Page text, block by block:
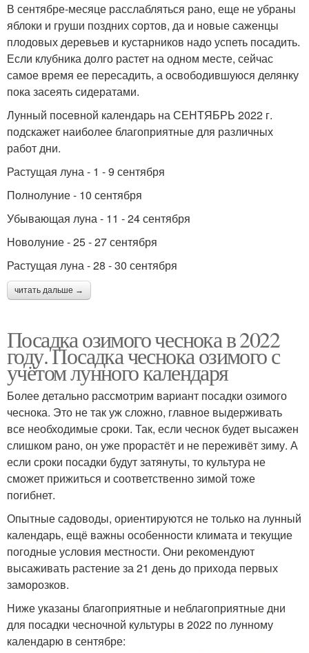
В сентябре-месяце расслабляться рано, еще не убраны
яблоки и груши поздних сортов, да и новые саженцы
плодовых деревьев и кустарников надо успеть посадить.
Если клубника долго растет на одном месте, сейчас
самое время ее пересадить, а освободившуюся делянку
пока засеять сидератами.
Лунный посевной календарь на СЕНТЯБРЬ 2022 г.
подскажет наиболее благоприятные для различных
работ дни.
Растущая луна - 1 - 9 сентября
Полнолуние - 10 сентября
Убывающая луна - 11 - 24 сентября
Новолуние - 25 - 27 сентября
Растущая луна - 28 - 30 сентября
читать дальше →
Посадка озимого чеснока в 2022
году. Посадка чеснока озимого с
учётом лунного календаря
Более детально рассмотрим вариант посадки озимого
чеснока. Это не так уж сложно, главное выдерживать
все необходимые сроки. Так, если чеснок будет высажен
слишком рано, он уже прорастёт и не переживёт зиму. А
если сроки посадки будут затянуты, то культура не
сможет прижиться и соответственно зимой тоже
погибнет.
Опытные садоводы, ориентируются не только на лунный
календарь, ещё важны особенности климата и текущие
погодные условия местности. Они рекомендуют
высаживать растение за 21 день до прихода первых
заморозков.
Ниже указаны благоприятные и неблагоприятные дни
для посадки чесночной культуры в 2022 по лунному
календарю в сентябре: